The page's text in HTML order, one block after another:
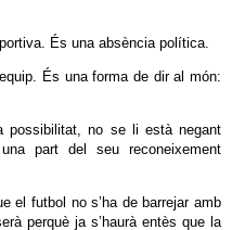
És una absència política.
És una forma de dir al món:
possibilitat, no se li està negant
part del seu reconeixement
el futbol no s’ha de barrejar amb
perquè ja s’haurà entès que la